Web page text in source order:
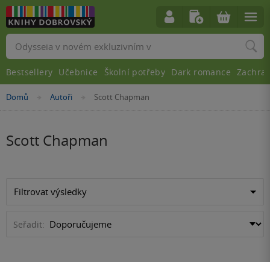
Nacházíte
Domů »Autoři »
Scott Chapman
Scott Chapman
Filtrovat výsledky
Seřadit:
Vyhledávání
Bestsellery Učebnice Školní potřeby Dark romance